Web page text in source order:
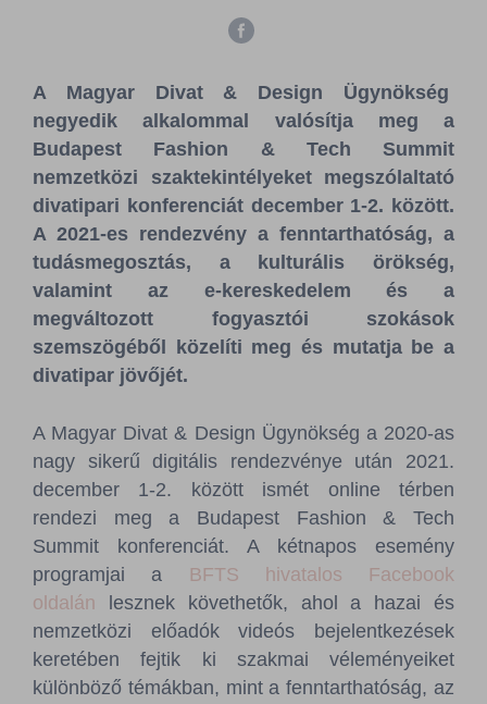
A Magyar Divat & Design Ügynökség
negyedik alkalommal valósítja meg a
Budapest Fashion & Tech Summit
nemzetközi szaktekintélyeket megszólaltató
divatipari konferenciát december 1-2. között.
A 2021-es rendezvény a fenntarthatóság, a
tudásmegosztás, a kulturális örökség,
valamint az e-kereskedelem és a
megváltozott fogyasztói szokások
szemszögéből közelíti meg és mutatja be a
divatipar jövőjét.
A Magyar Divat & Design Ügynökség a 2020-as
nagy sikerű digitális rendezvénye után 2021.
december 1-2. között ismét online térben
rendezi meg a Budapest Fashion & Tech
Summit konferenciát. A kétnapos esemény
programjai a
BFTS hivatalos Facebook
oldalán lesznek követhetők, ahol a hazai és
nemzetközi előadók videós bejelentkezések
keretében fejtik ki szakmai véleményeiket
különböző témákban, mint a fenntarthatóság, az